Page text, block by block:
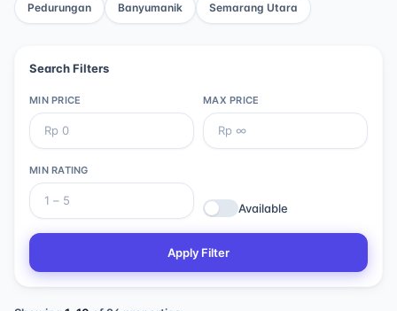
Pedurungan Banyumanik Semarang Utara
Search Filters
MIN PRICE MAX PRICE
MIN RATING
Available
Apply Filter